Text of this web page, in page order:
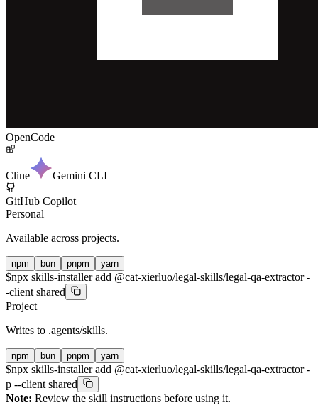
OpenCode
Cline Gemini CLI
GitHub Copilot
Personal
Available across projects.
npm bun pnpm yarn
$npx skills-installer add @cat-xierluo/legal-skills/legal-qa-extractor -
-client shared
Project
Writes to .agents/skills.
npm bun pnpm yarn
$npx skills-installer add @cat-xierluo/legal-skills/legal-qa-extractor -
p --client shared
Note: Review the skill instructions before using it.